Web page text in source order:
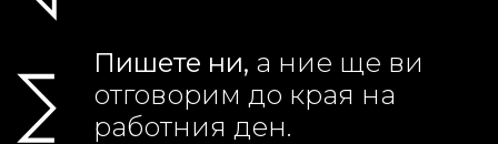
Пишете ни, а ние ще ви
отговорим до края на
работния ден.